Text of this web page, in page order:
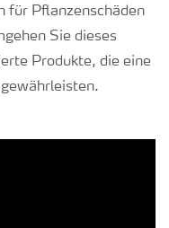
für Pflanzenschäden
Sie dieses
Produkte, die eine